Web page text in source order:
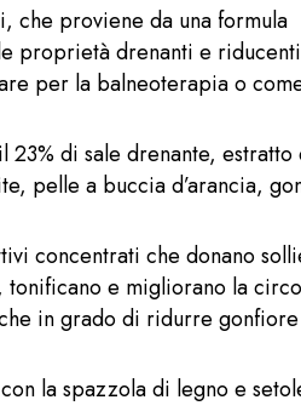
che proviene da una formula
proprietà drenanti e
per la balneoterapia o
di sale drenante, estratto
pelle a buccia d’arancia,
concentrati che donano
tonificano e migliorano la
in grado di ridurre
la spazzola di legno e